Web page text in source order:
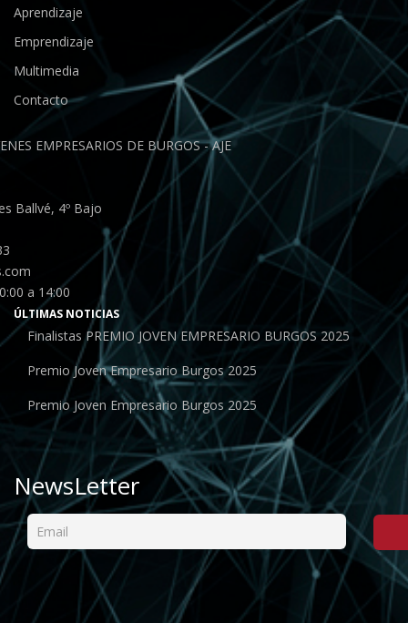
Aprendizaje
Emprendizaje
Multimedia
Contacto
EMPRESARIOS DE BURGOS - AJE
Ballvé, 4º Bajo
a 14:00
ÚLTIMAS NOTICIAS
Finalistas PREMIO JOVEN EMPRESARIO BURGOS 2025
Premio Joven Empresario Burgos 2025
Premio Joven Empresario Burgos 2025
NewsLetter